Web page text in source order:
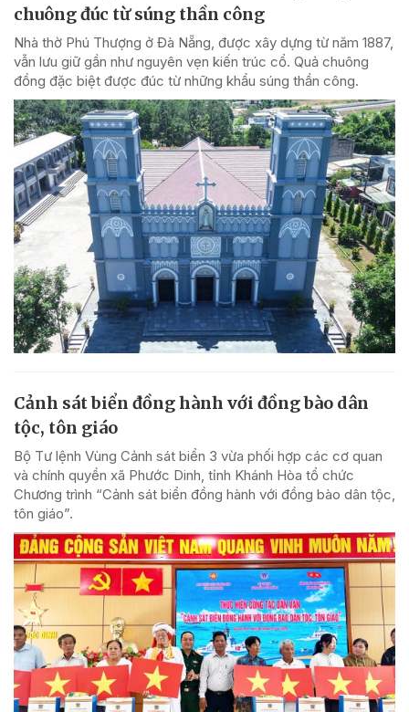
chuông đúc từ súng thần công
Nhà thờ Phú Thượng ở Đà Nẵng, được xây dựng từ năm 1887,
vẫn lưu giữ gần như nguyên vẹn kiến trúc cổ. Quả chuông
đồng đặc biệt được đúc từ những khẩu súng thần công.
Cảnh sát biển đồng hành với đồng bào dân
tộc, tôn giáo
Bộ Tư lệnh Vùng Cảnh sát biển 3 vừa phối hợp các cơ quan
và chính quyền xã Phước Dinh, tỉnh Khánh Hòa tổ chức
Chương trình “Cảnh sát biển đồng hành với đồng bào dân tộc,
tôn giáo”.